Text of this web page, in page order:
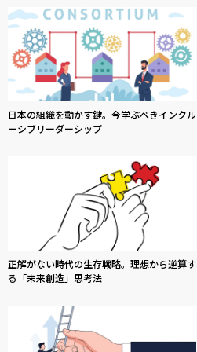
日本の組織を動かす鍵。今学ぶべきインクル
ーシブリーダーシップ
正解がない時代の生存戦略。理想から逆算す
る「未来創造」思考法